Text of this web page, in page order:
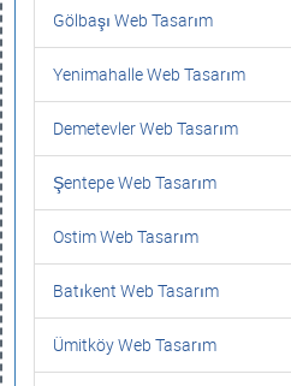
Gölbaşı Web Tasarım
Yenimahalle Web Tasarım
Demetevler Web Tasarım
Şentepe Web Tasarım
Ostim Web Tasarım
Batıkent Web Tasarım
Ümitköy Web Tasarım